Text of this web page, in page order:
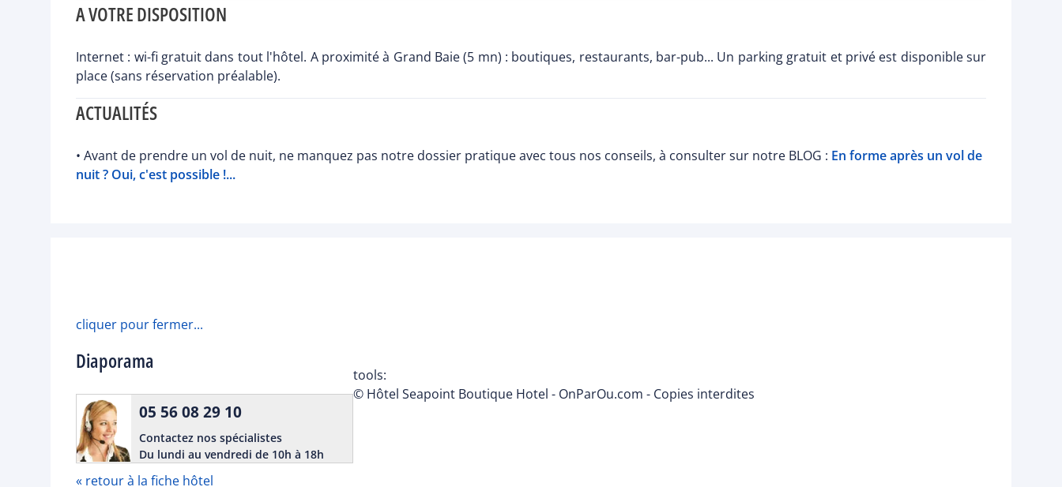
A VOTRE DISPOSITION
Internet : wi-fi gratuit dans tout l'hôtel. A proximité à Grand Baie (5 mn) : boutiques, restaurants, bar-pub... Un parking gratuit et privé est disponible sur
place (sans réservation préalable).
ACTUALITÉS
• Avant de prendre un vol de nuit, ne manquez pas notre dossier pratique avec tous nos conseils, à consulter sur notre BLOG : En forme après un vol de
nuit ? Oui, c'est possible !...
cliquer pour fermer...
Diaporama
05 56 08 29 10
Contactez nos spécialistes
Du lundi au vendredi de 10h à 18h
tools:
© Hôtel Seapoint Boutique Hotel - OnParOu.com - Copies interdites
« retour à la fiche hôtel